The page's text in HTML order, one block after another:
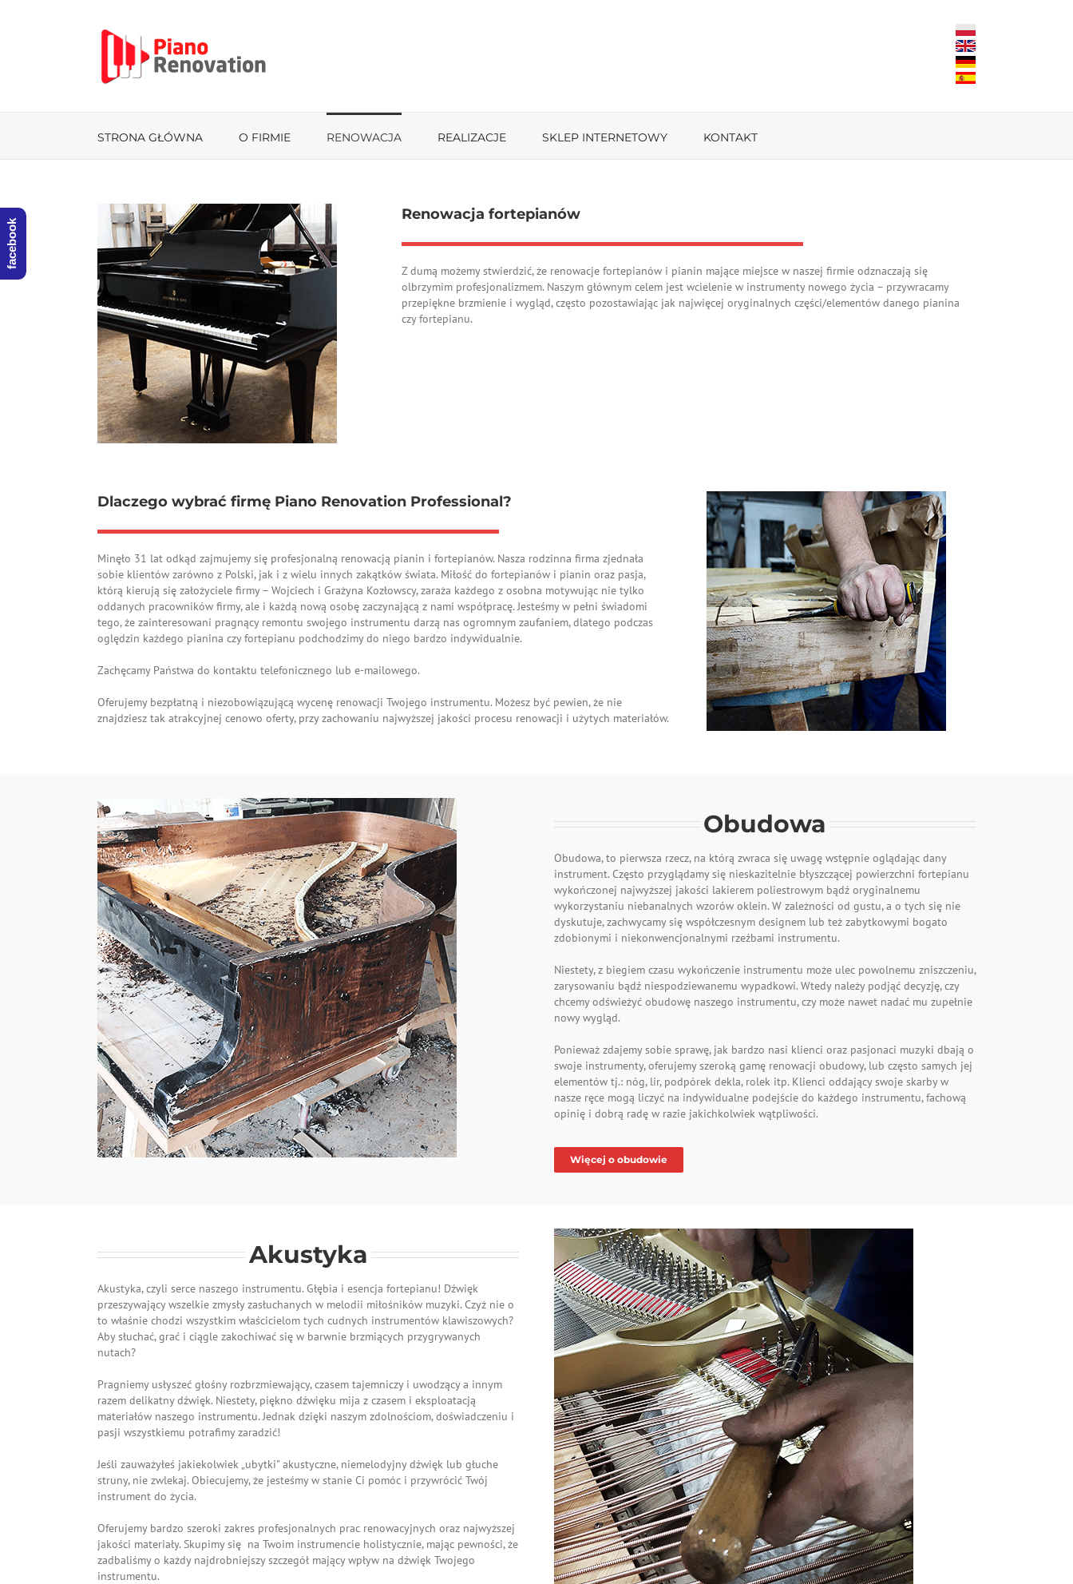
STRONA GŁÓWNA O FIRMIE RENOWACJA REALIZACJE SKLEP INTERNETOWY KONTAKT
Renowacja fortepianów
Z dumą możemy stwierdzić, że renowacje fortepianów i pianin mające miejsce w naszej firmie odznaczają się
olbrzymim profesjonalizmem. Naszym głównym celem jest wcielenie w instrumenty nowego życia – przywracamy
przepiękne brzmienie i wygląd, często pozostawiając jak najwięcej oryginalnych części/elementów danego pianina
czy fortepianu.
Dlaczego wybrać firmę Piano Renovation Professional?
Minęło 31 lat odkąd zajmujemy się profesjonalną renowacją pianin i fortepianów. Nasza rodzinna firma zjednała
sobie klientów zarówno z Polski, jak i z wielu innych zakątków świata. Miłość do fortepianów i pianin oraz pasja,
którą kierują się założyciele firmy – Wojciech i Grażyna Kozłowscy, zaraża każdego z osobna motywując nie tylko
oddanych pracowników firmy, ale i każdą nową osobę zaczynającą z nami współpracę. Jesteśmy w pełni świadomi
tego, że zainteresowani pragnący remontu swojego instrumentu darzą nas ogromnym zaufaniem, dlatego podczas
oględzin każdego pianina czy fortepianu podchodzimy do niego bardzo indywidualnie.
Zachęcamy Państwa do kontaktu telefonicznego lub e-mailowego.
Oferujemy bezpłatną i niezobowiązującą wycenę renowacji Twojego instrumentu. Możesz być pewien, że nie
znajdziesz tak atrakcyjnej cenowo oferty, przy zachowaniu najwyższej jakości procesu renowacji i użytych materiałów.
Obudowa
Obudowa, to pierwsza rzecz, na którą zwraca się uwagę wstępnie oglądając dany
instrument. Często przyglądamy się nieskazitelnie błyszczącej powierzchni fortepianu
wykończonej najwyższej jakości lakierem poliestrowym bądź oryginalnemu
wykorzystaniu niebanalnych wzorów oklein. W zależności od gustu, a o tych się nie
dyskutuje, zachwycamy się współczesnym designem lub też zabytkowymi bogato
zdobionymi i niekonwencjonalnymi rzeźbami instrumentu.
Niestety, z biegiem czasu wykończenie instrumentu może ulec powolnemu zniszczeniu,
zarysowaniu bądź niespodziewanemu wypadkowi. Wtedy należy podjąć decyzję, czy
chcemy odświeżyć obudowę naszego instrumentu, czy może nawet nadać mu zupełnie
nowy wygląd.
Ponieważ zdajemy sobie sprawę, jak bardzo nasi klienci oraz pasjonaci muzyki dbają o
swoje instrumenty, oferujemy szeroką gamę renowacji obudowy, lub często samych jej
elementów tj.: nóg, lir, podpórek dekla, rolek itp. Klienci oddający swoje skarby w
nasze ręce mogą liczyć na indywidualne podejście do każdego instrumentu, fachową
opinię i dobrą radę w razie jakichkolwiek wątpliwości.
Więcej o obudowie
Akustyka
Akustyka, czyli serce naszego instrumentu. Głębia i esencja fortepianu! Dźwięk
przeszywający wszelkie zmysły zasłuchanych w melodii miłośników muzyki. Czyż nie o
to właśnie chodzi wszystkim właścicielom tych cudnych instrumentów klawiszowych?
Aby słuchać, grać i ciągle zakochiwać się w barwnie brzmiących przygrywanych
nutach?
Pragniemy usłyszeć głośny rozbrzmiewający, czasem tajemniczy i uwodzący a innym
razem delikatny dźwięk. Niestety, piękno dźwięku mija z czasem i eksploatacją
materiałów naszego instrumentu. Jednak dzięki naszym zdolnościom, doświadczeniu i
pasji wszystkiemu potrafimy zaradzić!
Jeśli zauważyłeś jakiekolwiek „ubytki” akustyczne, niemelodyjny dźwięk lub głuche
struny, nie zwlekaj. Obiecujemy, że jesteśmy w stanie Ci pomóc i przywrócić Twój
instrument do życia.
Oferujemy bardzo szeroki zakres profesjonalnych prac renowacyjnych oraz najwyższej
jakości materiały. Skupimy się na Twoim instrumencie holistycznie, mając pewności, że
zadbaliśmy o każdy najdrobniejszy szczegół mający wpływ na dźwięk Twojego
instrumentu.
facebook